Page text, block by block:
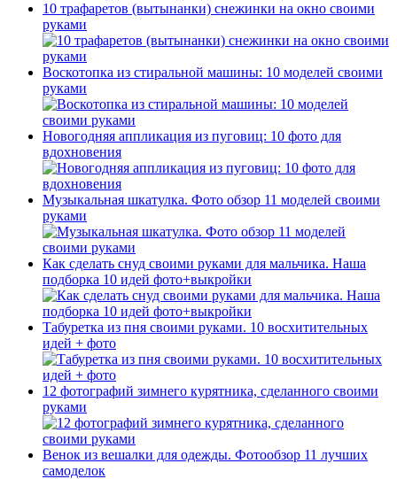
10 трафаретов (вытынанки) снежинки на окно своими
руками
Воскотопка из стиральной машины: 10 моделей своими
руками
Новогодняя аппликация из пуговиц: 10 фото для
вдохновения
Музыкальная шкатулка. Фото обзор 11 моделей своими
руками
Как сделать снуд своими руками для мальчика. Наша
подборка 10 идей фото+выкройки
Табуретка из пня своими руками. 10 восхитительных
идей + фото
12 фотографий зимнего курятника, сделанного своими
руками
Венок из вешалки для одежды. Фотообзор 11 лучших
самоделок